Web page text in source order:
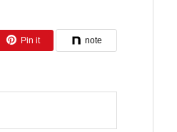
Pin it note